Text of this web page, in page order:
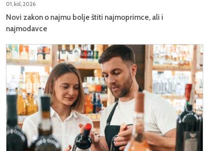
01, kol, 2026
Novi zakon o najmu bolje štiti najmoprimce, ali i
najmodavce